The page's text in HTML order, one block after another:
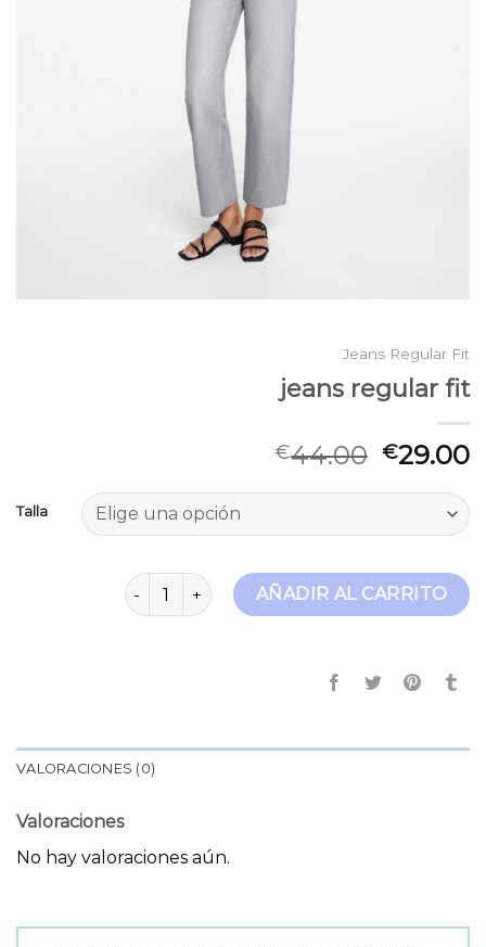
Jeans Regular Fit
jeans regular fit
€44.00 €29.00
Talla
jeans regular fit cantidadAÑADIR AL CARRITO
VALORACIONES (0)
Valoraciones
No hay valoraciones aún.